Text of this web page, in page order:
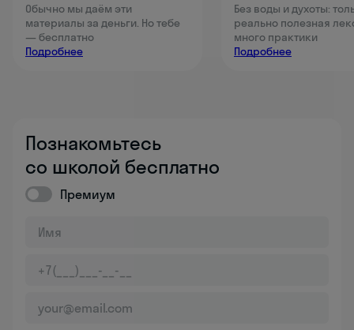
Обычно мы даём эти
материалы за деньги. Но тебе
— бесплатно
Подробнее
Без воды и духоты:
реально полезная
много практики
Подробнее
Познакомьтесь
со школой бесплатно
Премиум